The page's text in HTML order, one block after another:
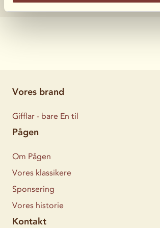
Vores brand
Gifflar - bare En til
Pågen
Om Pågen
Vores klassikere
Sponsering
Vores historie
Kontakt